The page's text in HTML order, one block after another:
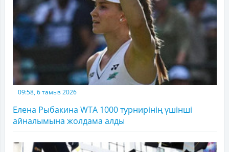
09:58, 6 тамыз 2026
Елена Рыбакина WTA 1000 турнирінің үшінші
айналымына жолдама алды